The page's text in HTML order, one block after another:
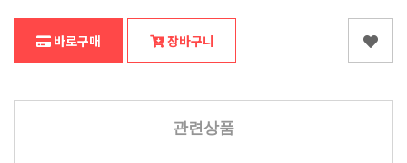
바로구매 장바구니
관련상품